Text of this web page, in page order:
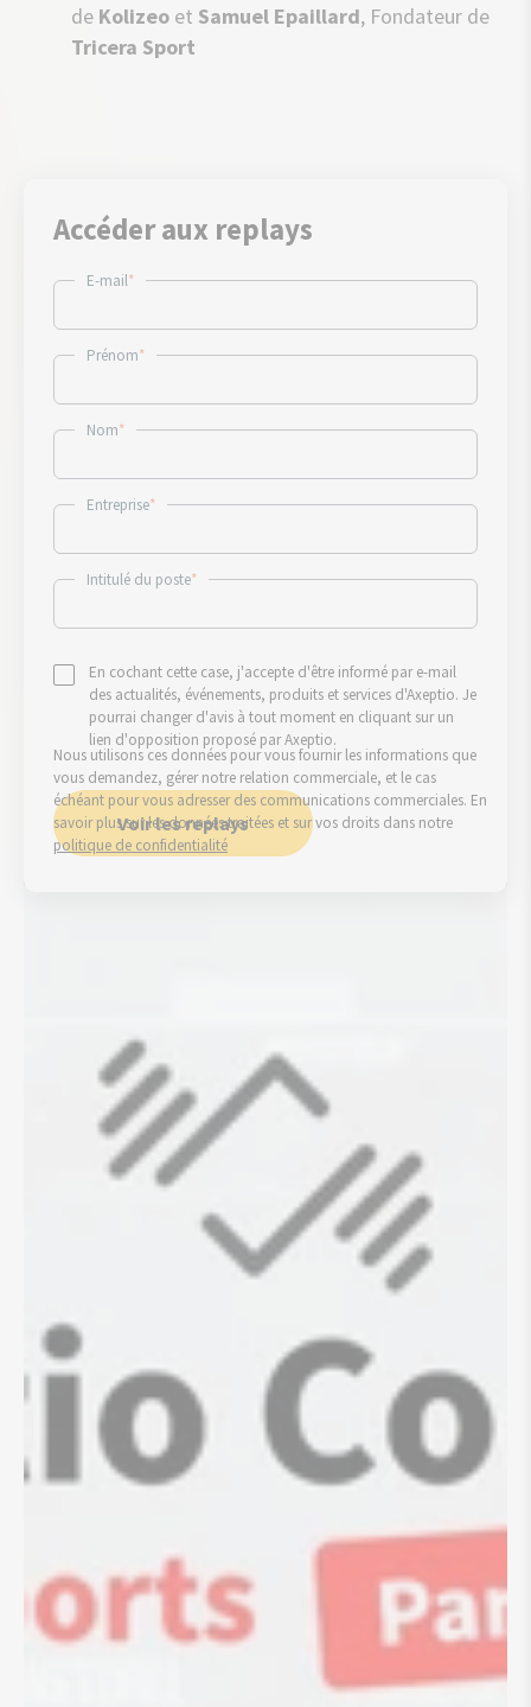
de Kolizeo et Samuel Epaillard, Fondateur de
Tricera Sport
Accéder aux replays
E-mail*
Prénom*
Nom*
Entreprise*
Intitulé du poste*
En cochant cette case, j'accepte d'être informé par e-mail
des actualités, événements, produits et services d'Axeptio. Je
pourrai changer d'avis à tout moment en cliquant sur un
lien d'opposition proposé par Axeptio.
Nous utilisons ces données pour vous fournir les informations que
vous demandez, gérer notre relation commerciale, et le cas
échéant pour vous adresser des communications commerciales. En
savoir plus sur les données traitées et sur vos droits dans notre
politique de confidentialité